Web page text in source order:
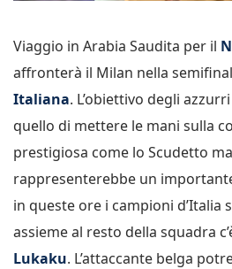
Viaggio in Arabia Saudita per il
affronterà il Milan nella
Italiana. L’obiettivo degli
quello di mettere le mani sulla
prestigiosa come lo Scudetto
rappresenterebbe un
in queste ore i campioni d’Italia
assieme al resto della squadra
Lukaku. L’attaccante belga